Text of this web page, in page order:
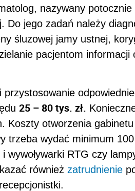
nazywany
Do jego zadań należy
śluzowej jamy ustnej,
pacjentom informacji
przystosowanie
25 – 80 tys. zł.
Koszty otworzenia
trzeba wydać minimum
wywoływarki RTG czy
również zatrudnienie